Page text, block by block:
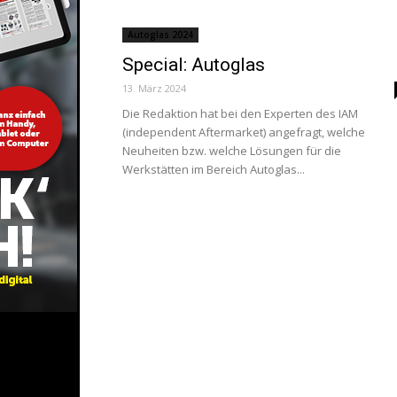
Autoglas 2024
Special: Autoglas
13. März 2024
Die Redaktion hat bei den Experten des IAM
(independent Aftermarket) angefragt, welche
Neuheiten bzw. welche Lösungen für die
Werkstätten im Bereich Autoglas...